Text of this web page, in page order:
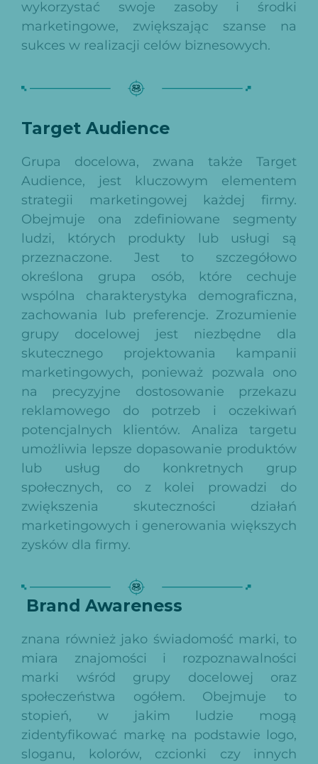
wykorzystać swoje zasoby i środki
marketingowe, zwiększając szanse na
sukces w realizacji celów biznesowych.
Target Audience
Grupa docelowa, zwana także Target
Audience, jest kluczowym elementem
strategii marketingowej każdej firmy.
Obejmuje ona zdefiniowane segmenty
ludzi, których produkty lub usługi są
przeznaczone. Jest to szczegółowo
określona grupa osób, które cechuje
wspólna charakterystyka demograficzna,
zachowania lub preferencje. Zrozumienie
grupy docelowej jest niezbędne dla
skutecznego projektowania kampanii
marketingowych, ponieważ pozwala ono
na precyzyjne dostosowanie przekazu
reklamowego do potrzeb i oczekiwań
potencjalnych klientów. Analiza targetu
umożliwia lepsze dopasowanie produktów
lub usług do konkretnych grup
społecznych, co z kolei prowadzi do
zwiększenia skuteczności działań
marketingowych i generowania większych
zysków dla firmy.
Brand Awareness
znana również jako świadomość marki, to
miara znajomości i rozpoznawalności
marki wśród grupy docelowej oraz
społeczeństwa ogółem. Obejmuje to
stopień, w jakim ludzie mogą
zidentyfikować markę na podstawie logo,
sloganu, kolorów, czcionki czy innych